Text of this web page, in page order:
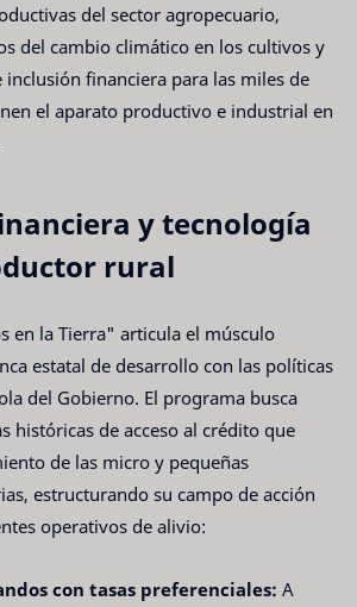
del sector agropecuario,
del cambio climático en los cultivos y
financiera para las miles de
el aparato productivo e industrial en
y tecnología
rural
en la Tierra" articula el músculo
estatal de desarrollo con las políticas
del Gobierno. El programa busca
históricas de acceso al crédito que
de las micro y pequeñas
estructurando su campo de acción
operativos de alivio:
con tasas preferenciales: A